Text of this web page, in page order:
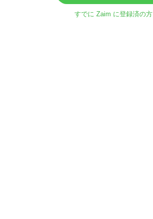
すでに Zaim に登録済の方